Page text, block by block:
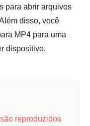
para abrir arquivos
disso, você
MP4 para uma
dispositivo.
reproduzidos